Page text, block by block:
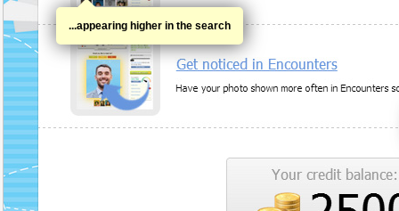
...appearing higher in the search